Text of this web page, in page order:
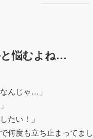
悩むよね…
んじゃ…」
たい！」
何度も立ち止まってま